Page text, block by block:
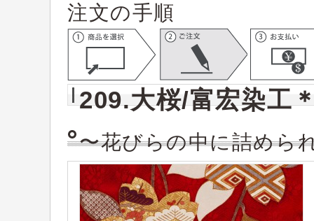
注文の手順
209.大桜/富宏染工
〜花びらの中に詰めら